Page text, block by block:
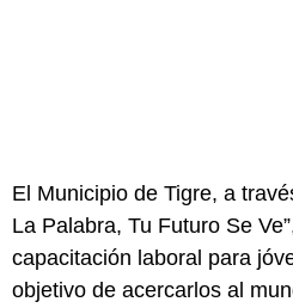
El Municipio de Tigre, a
La Palabra, Tu Futuro Se
capacitación laboral para
objetivo de acercarlos al